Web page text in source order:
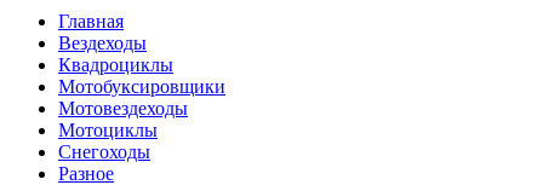
Главная
Вездеходы
Квадроциклы
Мотобуксировщики
Мотовездеходы
Мотоциклы
Снегоходы
Разное